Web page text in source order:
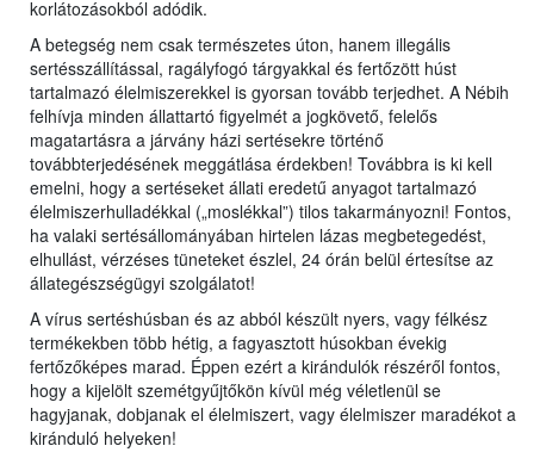
korlátozásokból adódik.
A betegség nem csak természetes úton, hanem illegális
sertésszállítással, ragályfogó tárgyakkal és fertőzött húst
tartalmazó élelmiszerekkel is gyorsan tovább terjedhet. A Nébih
felhívja minden állattartó figyelmét a jogkövető, felelős
magatartásra a járvány házi sertésekre történő
továbbterjedésének meggátlása érdekben! Továbbra is ki kell
emelni, hogy a sertéseket állati eredetű anyagot tartalmazó
élelmiszerhulladékkal („moslékkal”) tilos takarmányozni! Fontos,
ha valaki sertésállományában hirtelen lázas megbetegedést,
elhullást, vérzéses tüneteket észlel, 24 órán belül értesítse az
állategészségügyi szolgálatot!
A vírus sertéshúsban és az abból készült nyers, vagy félkész
termékekben több hétig, a fagyasztott húsokban évekig
fertőzőképes marad. Éppen ezért a kirándulók részéről fontos,
hogy a kijelölt szemétgyűjtőkön kívül még véletlenül se
hagyjanak, dobjanak el élelmiszert, vagy élelmiszer maradékot a
kiránduló helyeken!